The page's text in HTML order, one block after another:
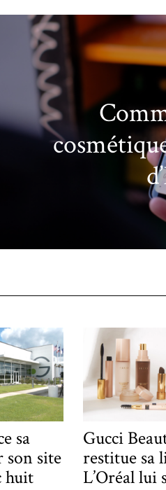
sa
site
huit
Gucci
restitue sa
L’Oréal lui